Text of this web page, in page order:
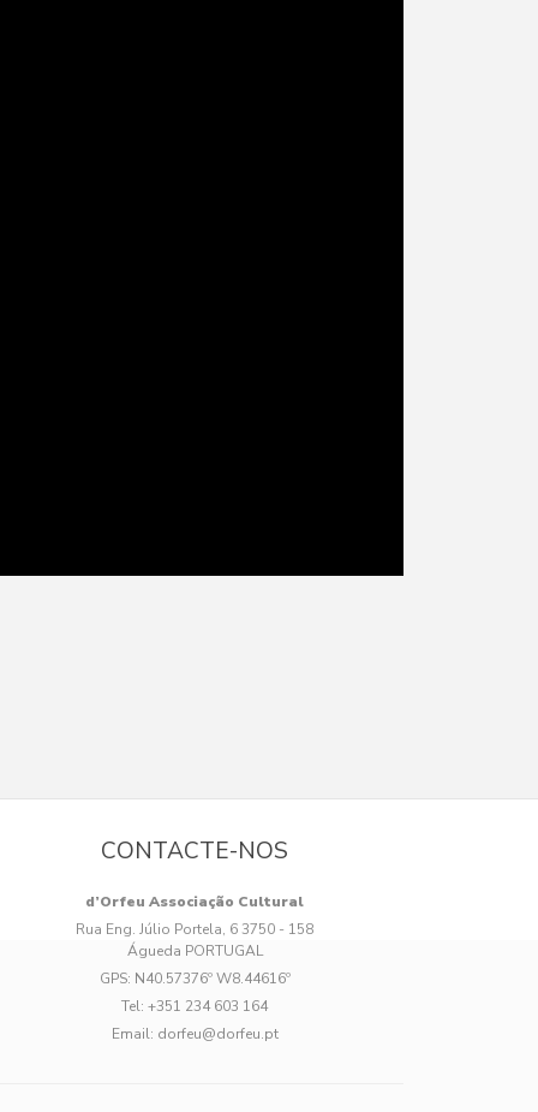
CONTACTE-NOS
d’Orfeu Associação Cultural
Rua Eng. Júlio Portela, 6 3750 - 158
Águeda PORTUGAL
GPS: N40.57376º W8.44616º
Tel:+351 234 603 164
Email: dorfeu@dorfeu.pt